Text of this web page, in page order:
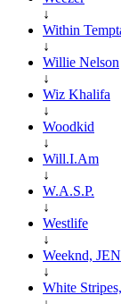
↓
Within
↓
Willie Nelson
↓
Wiz Khalifa
↓
Woodkid
↓
Will.I.Am
↓
W.A.S.P.
↓
Westlife
↓
Weeknd,
↓
White